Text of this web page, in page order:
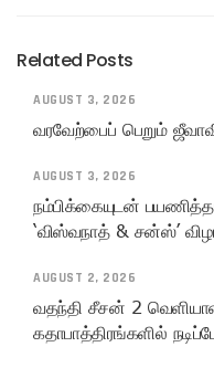
Related Posts
AUGUST 3, 2026
வரவேற்பைப் பெறும்
AUGUST 3, 2026
நம்பிக்கையுடன்
‘விஸ்வநாத் & சன்ஸ்’
AUGUST 2, 2026
வதந்தி சீசன் 2
கதாபாத்திரங்களில்